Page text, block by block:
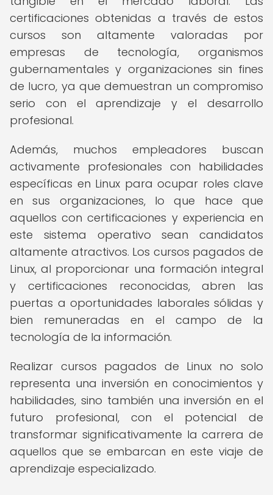
certificaciones obtenidas a través de estos
cursos son altamente valoradas por
empresas de tecnología, organismos
gubernamentales y organizaciones sin fines
de lucro, ya que demuestran un compromiso
serio con el aprendizaje y el desarrollo
profesional.
Además, muchos empleadores buscan
activamente profesionales con habilidades
específicas en Linux para ocupar roles clave
en sus organizaciones, lo que hace que
aquellos con certificaciones y experiencia en
este sistema operativo sean candidatos
altamente atractivos. Los cursos pagados de
Linux, al proporcionar una formación integral
y certificaciones reconocidas, abren las
puertas a oportunidades laborales sólidas y
bien remuneradas en el campo de la
tecnología de la información.
Realizar cursos pagados de Linux no solo
representa una inversión en conocimientos y
habilidades, sino también una inversión en el
futuro profesional, con el potencial de
transformar significativamente la carrera de
aquellos que se embarcan en este viaje de
aprendizaje especializado.